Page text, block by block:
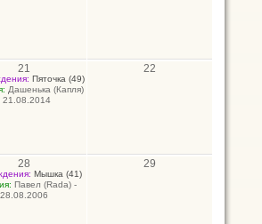
21
Пяточка (49)
Дашенька (Капля)
21.08.2014
22
28
Мышка (41)
Павел (Rada) -
28.08.2006
29